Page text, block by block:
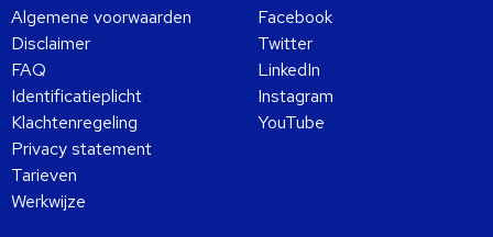
Algemene voorwaarden
Disclaimer
FAQ
Identificatieplicht
Klachtenregeling
Privacy statement
Tarieven
Werkwijze
Facebook
Twitter
LinkedIn
Instagram
YouTube